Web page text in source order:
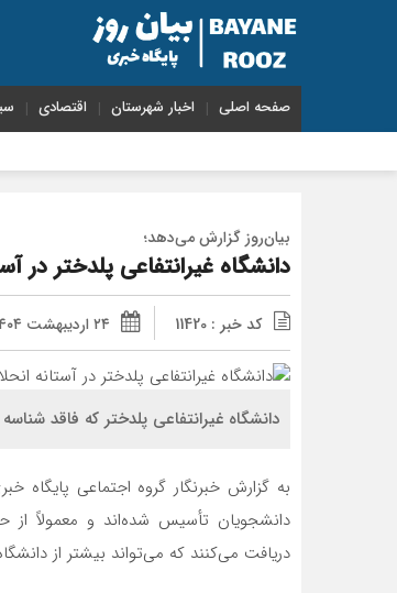
صفحه اصلی اخبار شهرستان اقتصادی
بیان‌‌روز گزارش می‌دهد؛
دانشگاه غیرانتفاعی پلدختر در
کد خبر : 11420 ۲۴ اردیبهشت ۱۴۰۴ - ۱۷:۵۴
دانشگاه غیرانتفاعی پلدختر که فاقد
به گزارش خبرنگار گروه اجتماعی پایگاه
دانشجویان تأسیس شده‌اند و معمولاً از
دریافت می‌کنند که می‌تواند بیشتر از